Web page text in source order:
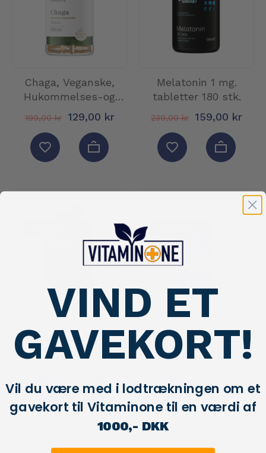
Chaga, Veganske,
Hukommelses-og
anti-aldrings B...
199,00 kr 129,00 kr
Melatonin 1 mg.
tabletter 180 stk.
239,00 kr 159,00 kr
tabletter 300 stk.
249,00 kr
399,00 kr
Melatonin 3 mg , 120
tabletter
199,00 kr 249,00 kr
nyhed! nyhed!
VIND ET
GAVEKORT!
Vil du være med i lodtrækningen om et
gavekort til Vitaminone til en værdi af
1000,- DKK